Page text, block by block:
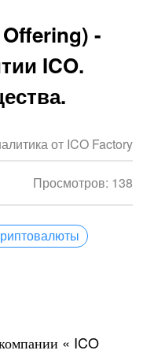
-
ICO.
от ICO Factory
Просмотров: 138
« ICO